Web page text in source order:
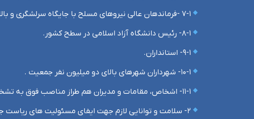
۷-۱ -فرماندهان عالی نیروهای مسلح با جایگاه سرلشگری و بالاتر.
۸-۱- رئیس دانشگاه آزاد اسلامی در سطح کشور.
۹-۱- استانداران.
۱۰-۱- شهرداران شهرهای بالای دو میلیون نفر جمعیت .
۱۱-۱- اشخاص، مقامات و مدیران هم طراز مناصب فوق به تشخیص شورای نگهبان.
۲- سلامت و توانایی لازم جهت ایفای مسئولیت های ریاست جمهوری.